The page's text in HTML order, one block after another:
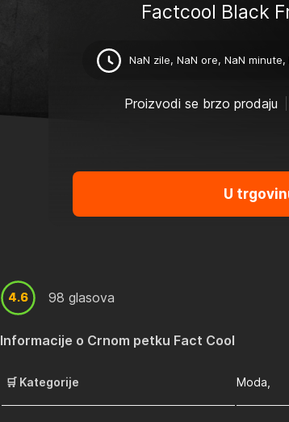
Factcool Black
NaN zile, NaN ore, NaN minute,
Proizvodi se brzo prodaju
U
4.6
4.6 98 glasova
Informacije o Crnom petku Fact Cool
🛒 Kategorije Moda,